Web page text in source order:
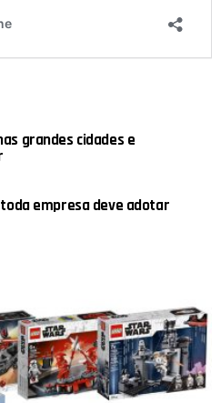
grandes cidades e
empresa deve adotar